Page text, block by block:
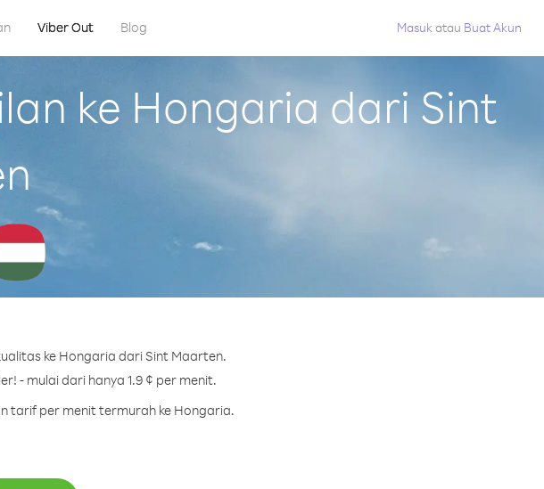
Viber Out Blog Masuk atau Buat Akun
ke Hongaria dari Sint
ke Hongaria dari Sint Maarten.
- mulai dari hanya 1.9 ¢ per menit.
tarif per menit termurah ke Hongaria.